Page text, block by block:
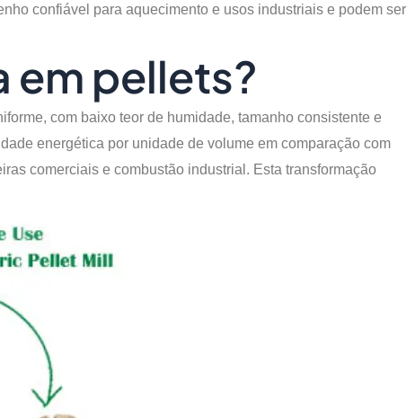
confiável para aquecimento e usos industriais e podem ser
em pellets?
com baixo teor de humidade, tamanho consistente e
energética por unidade de volume em comparação com
comerciais e combustão industrial. Esta transformação